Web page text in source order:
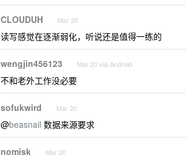
CLOUDUH Mar 20
读写感觉在逐渐弱化，听说还是值得一练的
wengjin456123 Mar 20 via Android
不和老外工作没必要
sofukwird Mar 20
@beasnail 数据来源要求
nomisk Mar 20